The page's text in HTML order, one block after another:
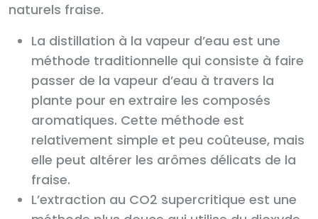
naturels fraise.
La distillation à la vapeur d’eau est une
méthode traditionnelle qui consiste à faire
passer de la vapeur d’eau à travers la
plante pour en extraire les composés
aromatiques. Cette méthode est
relativement simple et peu coûteuse, mais
elle peut altérer les arômes délicats de la
fraise.
L’extraction au CO2 supercritique est une